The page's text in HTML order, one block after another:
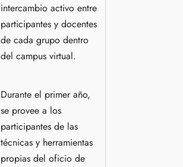
intercambio activo entre
participantes y docentes
de cada grupo dentro
del campus virtual.
Durante el primer año,
se provee a los
participantes de las
técnicas y herramientas
propias del oficio de